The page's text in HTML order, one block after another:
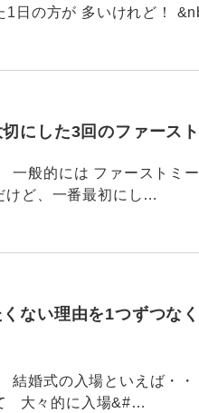
1日の方が 多いけれど！
にした3回のファース
般的には ファーストミ
ど、一番最初にし…
ない理由を1つずつな
婚式の入場といえば・
大々的に入場&#…